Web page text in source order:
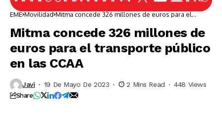
EME Movilidad Mitma concede 326 millones de euros para el
Mitma concede 326 millones de
euros para el transporte público
en las CCAA
Javi 19 De Mayo De 2023 2 Mins Read 448 Views
Share